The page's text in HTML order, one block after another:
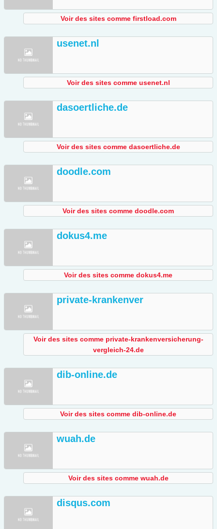
Voir des sites comme firstload.com
usenet.nl
Voir des sites comme usenet.nl
dasoertliche.de
Voir des sites comme dasoertliche.de
doodle.com
Voir des sites comme doodle.com
dokus4.me
Voir des sites comme dokus4.me
private-krankenver
Voir des sites comme private-krankenversicherung-
vergleich-24.de
dib-online.de
Voir des sites comme dib-online.de
wuah.de
Voir des sites comme wuah.de
disqus.com